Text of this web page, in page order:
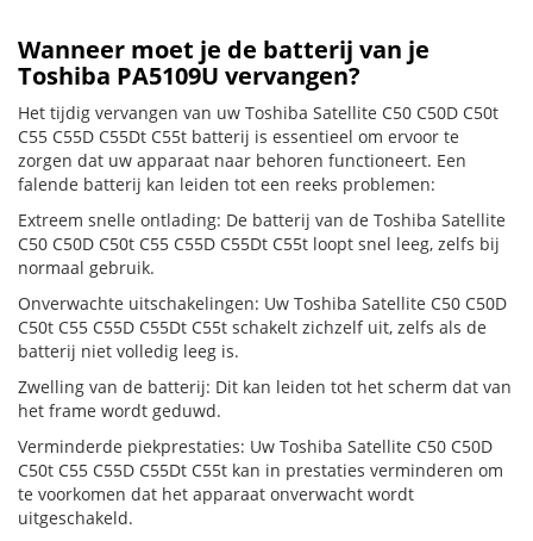
Wanneer moet je de batterij van je
Toshiba PA5109U vervangen?
Het tijdig vervangen van uw Toshiba Satellite C50 C50D C50t
C55 C55D C55Dt C55t batterij is essentieel om ervoor te
zorgen dat uw apparaat naar behoren functioneert. Een
falende batterij kan leiden tot een reeks problemen:
Extreem snelle ontlading: De batterij van de Toshiba Satellite
C50 C50D C50t C55 C55D C55Dt C55t loopt snel leeg, zelfs bij
normaal gebruik.
Onverwachte uitschakelingen: Uw Toshiba Satellite C50 C50D
C50t C55 C55D C55Dt C55t schakelt zichzelf uit, zelfs als de
batterij niet volledig leeg is.
Zwelling van de batterij: Dit kan leiden tot het scherm dat van
het frame wordt geduwd.
Verminderde piekprestaties: Uw Toshiba Satellite C50 C50D
C50t C55 C55D C55Dt C55t kan in prestaties verminderen om
te voorkomen dat het apparaat onverwacht wordt
uitgeschakeld.